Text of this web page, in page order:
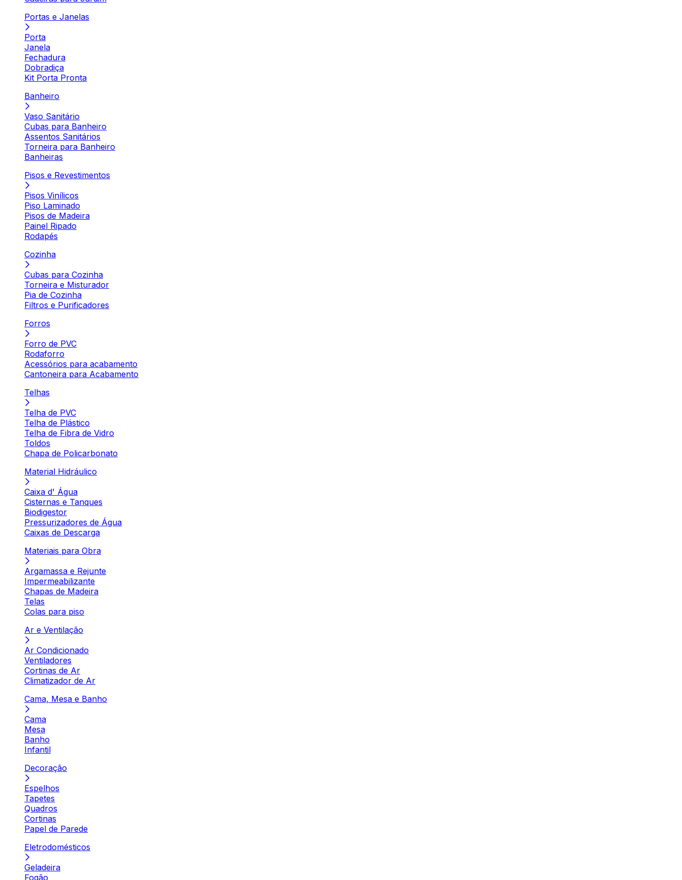
Portas e Janelas
Porta
Janela
Fechadura
Dobradiça
Kit Porta Pronta
Banheiro
Vaso Sanitário
Cubas para Banheiro
Assentos Sanitários
Torneira para Banheiro
Banheiras
Pisos e Revestimentos
Pisos Vinílicos
Piso Laminado
Pisos de Madeira
Painel Ripado
Rodapés
Cozinha
Cubas para Cozinha
Torneira e Misturador
Pia de Cozinha
Filtros e Purificadores
Forros
Forro de PVC
Rodaforro
Acessórios para acabamento
Cantoneira para Acabamento
Telhas
Telha de PVC
Telha de Plástico
Telha de Fibra de Vidro
Toldos
Chapa de Policarbonato
Material Hidráulico
Caixa d' Água
Cisternas e Tanques
Biodigestor
Pressurizadores de Água
Caixas de Descarga
Materiais para Obra
Argamassa e Rejunte
Impermeabilizante
Chapas de Madeira
Telas
Colas para piso
Ar e Ventilação
Ar Condicionado
Ventiladores
Cortinas de Ar
Climatizador de Ar
Cama, Mesa e Banho
Cama
Mesa
Banho
Infantil
Decoração
Espelhos
Tapetes
Quadros
Cortinas
Papel de Parede
Eletrodomésticos
Geladeira
Fogão